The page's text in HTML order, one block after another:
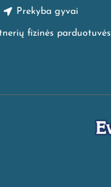
Prekyba gyvai
fizinės parduotuvės